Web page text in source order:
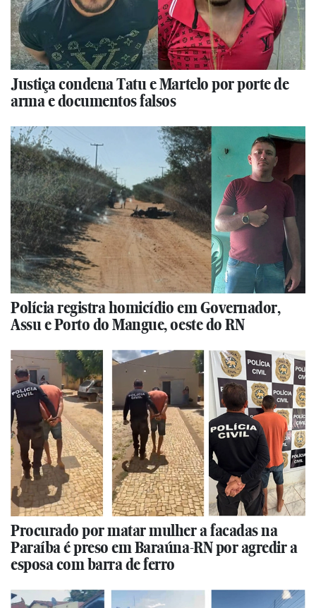
Justiça condena Tatu e Martelo por porte de
arma e documentos falsos
Polícia registra homicídio em Governador,
Assu e Porto do Mangue, oeste do RN
Procurado por matar mulher a facadas na
Paraíba é preso em Baraúna-RN por agredir a
esposa com barra de ferro